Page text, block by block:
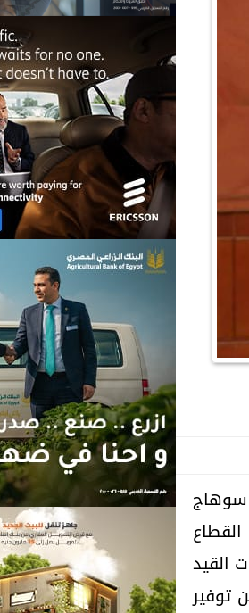
سوهاج
القطاع
القيد
توفير